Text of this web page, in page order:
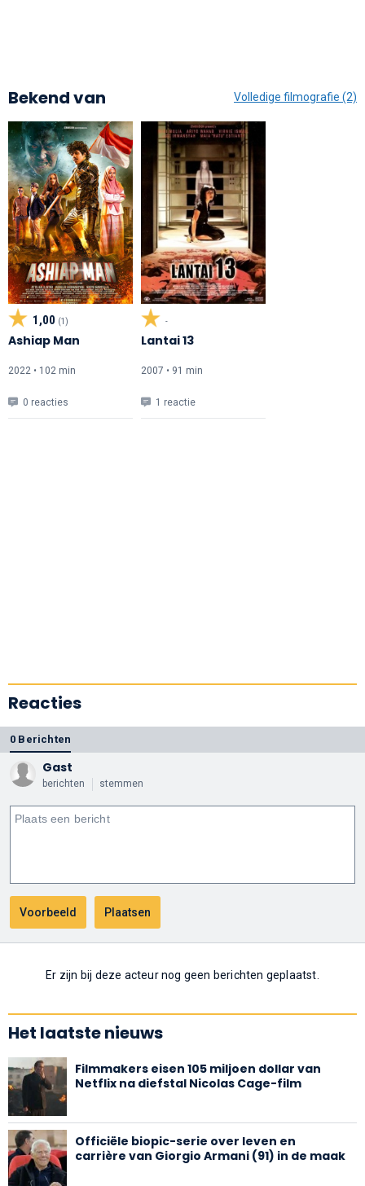
Bekend van Volledige filmografie (2)
1,00 (1)
Ashiap Man
2022 • 102 min
0 reacties
-
Lantai 13
2007 • 91 min
1 reactie
Reacties
0 Berichten
Gast
berichten stemmen
Er zijn bij deze acteur nog geen berichten geplaatst.
Het laatste nieuws
Filmmakers eisen 105 miljoen dollar van
Netflix na diefstal Nicolas Cage-film
Officiële biopic-serie over leven en
carrière van Giorgio Armani (91) in de maak